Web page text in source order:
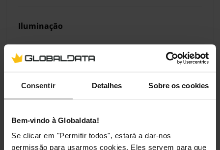
Consentir Detalhes Sobre os cookies
Bem-vindo à Globaldata!
Se clicar em "Permitir todos", estará a dar-nos
permissão para usarmos cookies. Eles servem para que
Iluminação
Classificações